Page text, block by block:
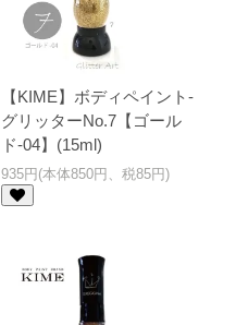
【KIME】ボディペイント-
グリッターNo.7【ゴール
ド-04】(15ml)
935円(本体850円、税85円)